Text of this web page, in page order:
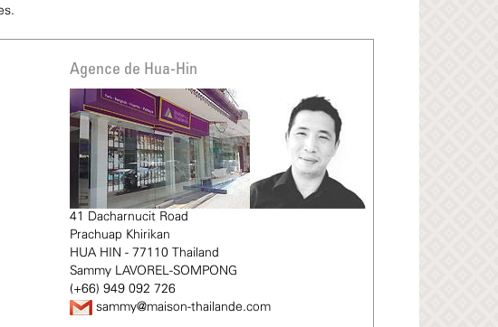
Agence de Hua-Hin
41 Dacharnucit Road
Prachuap Khirikan
HUA HIN - 77110 Thailand
Sammy LAVOREL-SOMPONG
(+66) 949 092 726
sammy@maison-thailande.com